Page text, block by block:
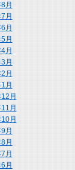
月
月
月
月
月
月
月
月
月
月
月
月
月
月
月